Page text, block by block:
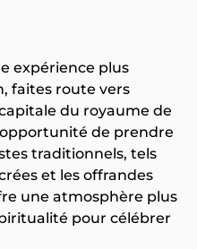
expérience plus
faites route vers
du royaume de
de prendre
traditionnels, tels
et les offrandes
une atmosphère plus
pour célébrer